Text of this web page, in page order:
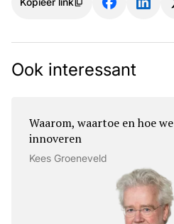
Ook interessant
Waarom, waartoe en hoe we
innoveren
Kees Groeneveld